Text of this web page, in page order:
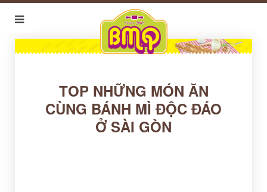
TOP NHỮNG MÓN ĂN
CÙNG BÁNH MÌ ĐỘC ĐÁO
Ở SÀI GÒN